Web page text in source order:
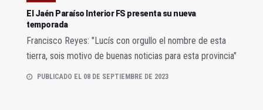
El Jaén Paraíso Interior FS presenta su nueva
temporada
Francisco Reyes: "Lucís con orgullo el nombre de esta
tierra, sois motivo de buenas noticias para esta provincia"
PUBLICADO EL 08 DE SEPTIEMBRE DE 2023